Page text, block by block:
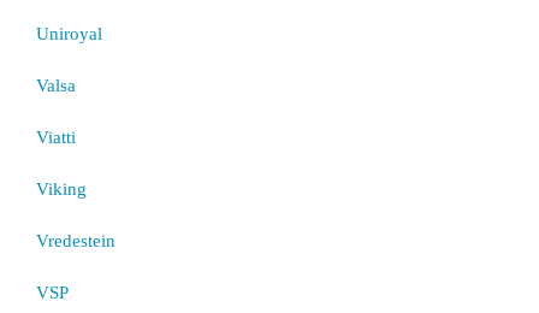
Uniroyal
Valsa
Viatti
Viking
Vredestein
VSP